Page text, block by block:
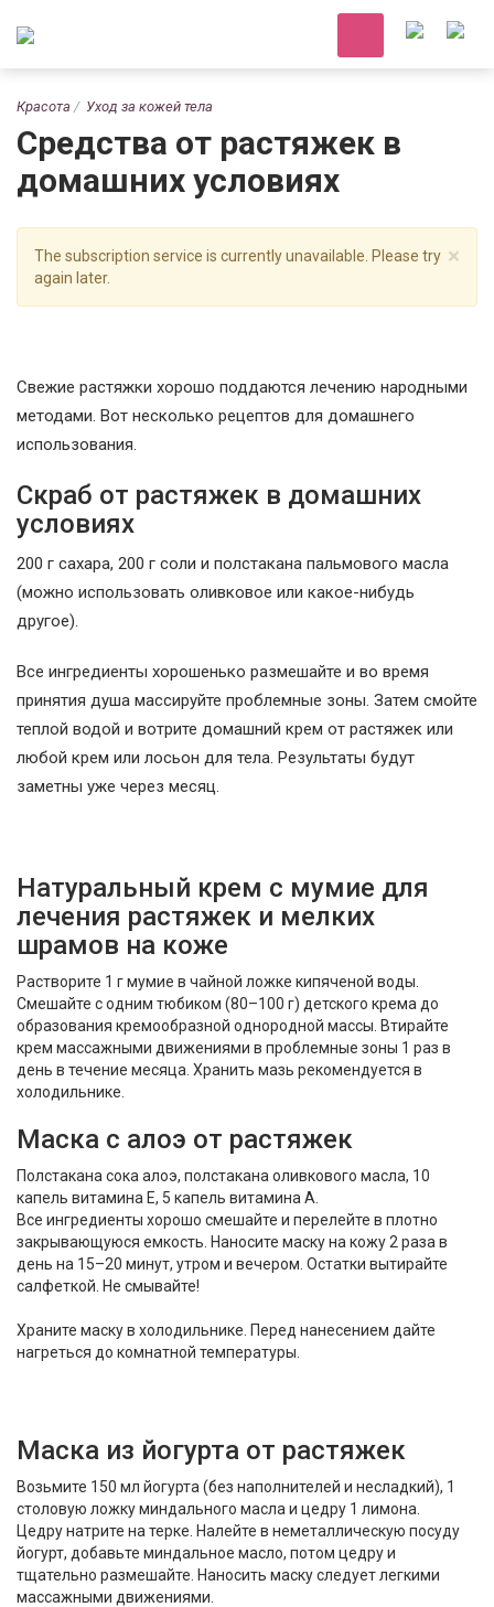
Красота Уход за кожей тела
Средства от растяжек в
домашних условиях
×
The subscription service is currently unavailable. Please try
again later.
Свежие растяжки хорошо поддаются лечению народными
методами. Вот несколько рецептов для домашнего
использования.
Скраб от растяжек в домашних
условиях
200 г сахара, 200 г соли и полстакана пальмового масла
(можно использовать оливковое или какое-нибудь
другое).
Все ингредиенты хорошенько размешайте и во время
принятия душа массируйте проблемные зоны. Затем смойте
теплой водой и вотрите домашний крем от растяжек или
любой крем или лосьон для тела. Результаты будут
заметны уже через месяц.
Натуральный крем с мумие для
лечения растяжек и мелких
шрамов на коже
Растворите 1 г мумие в чайной ложке кипяченой воды.
Смешайте с одним тюбиком (80–100 г) детского крема до
образования кремообразной однородной массы. Втирайте
крем массажными движениями в проблемные зоны 1 раз в
день в течение месяца. Хранить мазь рекомендуется в
холодильнике.
Маска с алоэ от растяжек
Полстакана сока алоэ, полстакана оливкового масла, 10
капель витамина Е, 5 капель витамина А.
Все ингредиенты хорошо смешайте и перелейте в плотно
закрывающуюся емкость. Наносите маску на кожу 2 раза в
день на 15–20 минут, утром и вечером. Остатки вытирайте
салфеткой. Не смывайте!
Храните маску в холодильнике. Перед нанесением дайте
нагреться до комнатной температуры.
Маска из йогурта от растяжек
Возьмите 150 мл йогурта (без наполнителей и несладкий), 1
столовую ложку миндального масла и цедру 1 лимона.
Цедру натрите на терке. Налейте в неметаллическую посуду
йогурт, добавьте миндальное масло, потом цедру и
тщательно размешайте. Наносить маску следует легкими
массажными движениями.